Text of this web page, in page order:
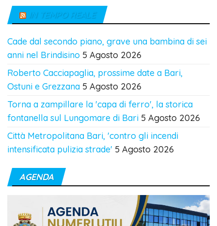
IN TEMPO REALE
Cade dal secondo piano, grave una bambina di sei
anni nel Brindisino 5 Agosto 2026
Roberto Cacciapaglia, prossime date a Bari,
Ostuni e Grezzana 5 Agosto 2026
Torna a zampillare la 'capa di ferro', la storica
fontanella sul Lungomare di Bari 5 Agosto 2026
Città Metropolitana Bari, 'contro gli incendi
intensificata pulizia strade' 5 Agosto 2026
AGENDA